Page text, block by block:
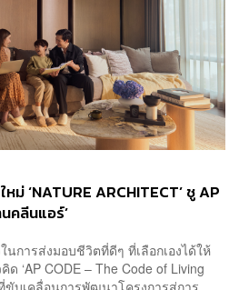
ม่ ‘NATURE ARCHITECT’ ชู AP
คลีนแอร์’
การส่งมอบชีวิตที่ดีๆ ที่เลือกเองได้ให้
‘AP CODE – The Code of Living